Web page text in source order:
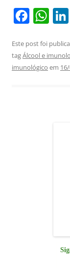
F
c
e
W
at
s
Este post foi
tagÁlcool e
imunológico em